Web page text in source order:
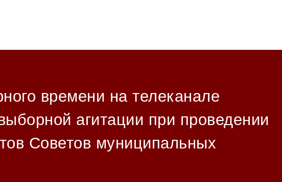
времени на телеканале
агитации при проведении
Советов муниципальных